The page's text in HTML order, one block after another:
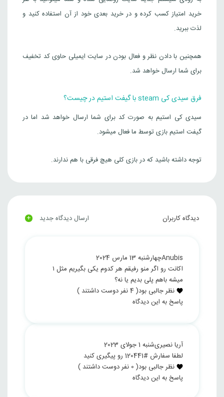
خرید امتیاز کسب کرده و در خرید بعدی خود از آن استفاده کنید و
لذت ببرید.
همچنین با دادن نظر و فعال بودن در سایت ایمیلی حاوی کد تخفیف
برای شما ارسال خواهد شد.
فرق سیدی کی steam با گیفت استیم در چیست؟
سیدی کی استیم به صورت کد برای شما ارسال خواهد شد اما در
گیفت استیم بازی توسط ما فعال میشود.
توجه داشته باشید که در بازی کلی هیچ فرقی با هم ندارند.
دیدگاه کاربران ارسال دیدگاه جدید +
Anubisچهارشنبه 13 مارس 2024
اکانت رو اگر منو رفیقم هر کدوم یکی بگیریم مثل ۱
میشه باهم پلی بدیم یا نه؟
نظر جالبی بود(
4نفر دوست داشتند )
پاسخ به این دیدگاه
آریا نصیریشنبه 1 جولای 2023
لطفا سفارش #120441 رو پیگیری کنید
نظر جالبی بود(
0 نفر دوست داشتند )
پاسخ به این دیدگاه